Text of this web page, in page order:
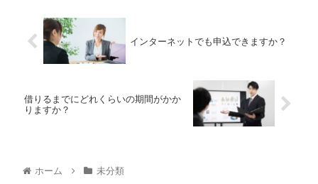
インターネットでも申込できますか？
借りるまでにどれくらいの期間がかか
りますか？
ホーム 未分類